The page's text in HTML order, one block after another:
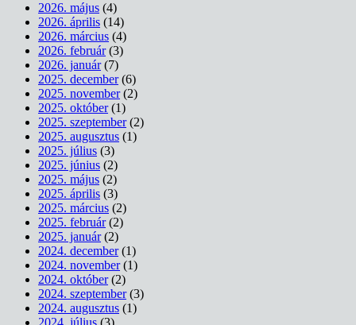
2026. május (4)
2026. április (14)
2026. március (4)
2026. február(3)
2026. január(7)
2025. december(6)
2025. november(2)
2025. október(1)
2025. szeptember(2)
2025. augusztus (1)
2025. július (3)
2025. június (2)
2025. május (2)
2025. április (3)
2025. március (2)
2025. február(2)
2025. január(2)
2024. december(1)
2024. november(1)
2024. október(2)
2024. szeptember(3)
2024. augusztus (1)
2024. július (3)